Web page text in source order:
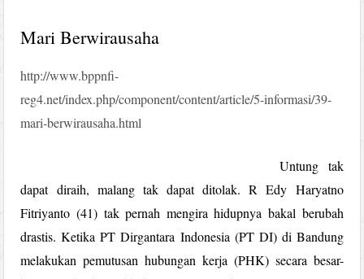
Mari Berwirausaha
http://www.bppnfi-
reg4.net/index.php/component/content/article/5-informasi/39-
mari-berwirausaha.html
Untung tak
dapat diraih, malang tak dapat ditolak. R Edy Haryatno
Fitriyanto (41) tak pernah mengira hidupnya bakal berubah
drastis. Ketika PT Dirgantara Indonesia (PT DI) di Bandung
melakukan pemutusan hubungan kerja (PHK) secara besar-